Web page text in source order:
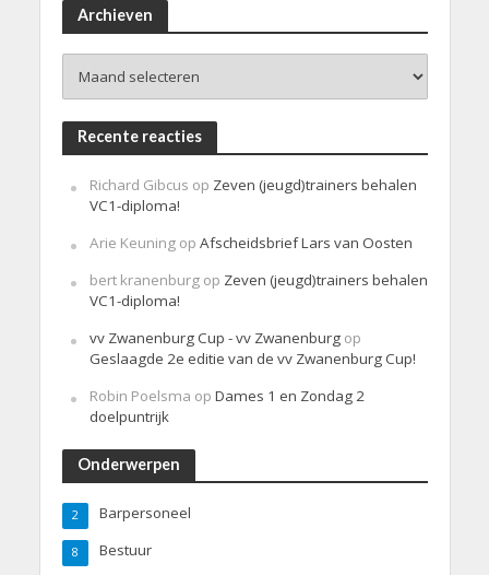
Archieven
Recente reacties
Richard Gibcus op Zeven (jeugd)trainers behalen
VC1-diploma!
Arie Keuningop Afscheidsbrief Lars van Oosten
bert kranenburgop Zeven (jeugd)trainers behalen
VC1-diploma!
vv Zwanenburg Cup - vv Zwanenburgop
Geslaagde 2e editie van de vv Zwanenburg Cup!
Robin Poelsma op Dames 1 en Zondag 2
doelpuntrijk
Onderwerpen
Barpersoneel
2
Bestuur
8